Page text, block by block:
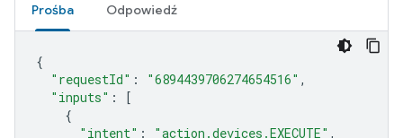
Prośba Odpowiedź
{
"requestId" : "6894439706274654516" ,
"inputs" :
[
{
"intent" : "action.devices.EXECUTE" ,